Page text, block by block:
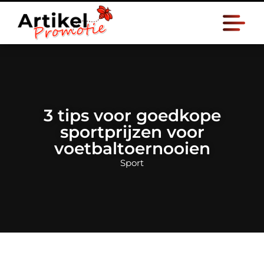
3 tips voor goedkope
sportprijzen voor
voetbaltoernooien
Sport